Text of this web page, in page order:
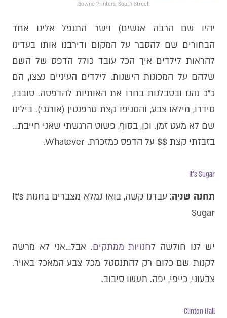
Bowne Printers, South Street
יהיו שם הרבה אנשים) וישר התנפל אלינו אחד
הבחורים שם להסבר על המקום ודירבנו אותו בעדינו
להראות לילדים איך הכל עובד כולל הדפס של השם
שלהם על המכונות הישנות. לילדים העיניים נצצו, הם
כ״כ נהנו ובסבלנות בחרו את האותיות להדפסה. סובבו,
סידרו, מילאו צבע, והסניפו קצת טרפנטין (אורגני). בילינו
שם לא מעט זמן. וכן, בסוף, פשוט הרגשתי שאני חייבת…
בזבזתי קצת $$ על הדפס כמזכרת. Whatever.
It's Sugar
תחנה שניה
: עבדנו קשה, בואו נמלא מצברים בחנות It's
Sugar
יש לנו חולשה לחנויות ממתקים. אבל…אני לא מרשה
לקנות שם כלום רק להתנסטל מכל צבע המאכל באויר.
צבעוני, כייפי, יפה. תעשו סיבוב.
Clinton Hall